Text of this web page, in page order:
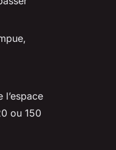
ou 150